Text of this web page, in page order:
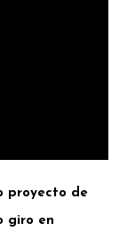
proyecto de
giro en